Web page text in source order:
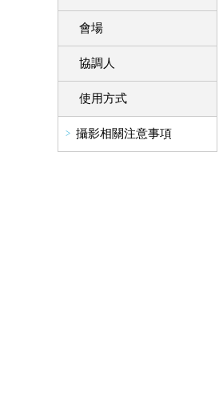
會場
協調人
使用方式
攝影相關注意事項